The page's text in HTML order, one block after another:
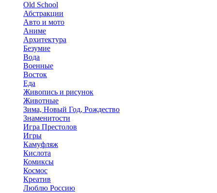
Old School
Абстракции
Авто и мото
Аниме
Архитектура
Безумие
Вода
Военные
Восток
Еда
Живопись и рисунок
Животные
Зима, Новый Год, Рождество
Знаменитости
Игра Престолов
Игры
Камуфляж
Кислота
Комиксы
Космос
Креатив
Люблю Россию